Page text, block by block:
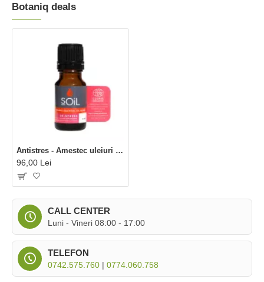
CALL CENTER
Luni - Vineri 08:00 - 17:00
TELEFON
0742.575.760 | 0774.060.758
Botaniq deals
Antistres - Amestec uleiuri esentiale 100% Organic (10 ml), SOiL
96,00 Lei